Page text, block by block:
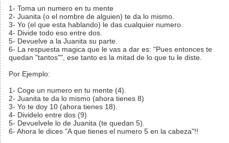
1- Toma un numero en tu mente
2- Juanita (o el nombre de alguien) te da lo mismo.
3- Yo (el que esta hablando) le das cualquier numero.
4- Divide todo eso entre dos.
5- Devuelve a la Juanita su parte.
6- La respuesta magica que le vas a dar es: "Pues entonces te
quedan "tantos"", ese tanto es la mitad de lo que tu le diste.
Por Ejemplo:
1- Coge un numero en tu mente (4).
2- Juanita te da lo mismo (ahora tienes 8)
3- Yo te doy 10 (ahora tienes 18).
4- Dividelo entre dos (9)
5- Devuelvele lo de Juanita (te quedan 5).
6- Ahora le dices "A que tienes el numero 5 en la cabeza"!!